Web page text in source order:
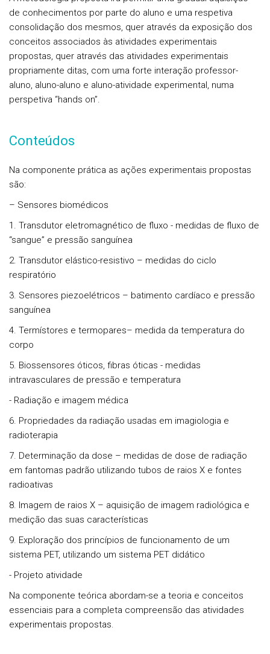
de conhecimentos por parte do aluno e uma respetiva
consolidação dos mesmos, quer através da exposição dos
conceitos associados às atividades experimentais
propostas, quer através das atividades experimentais
propriamente ditas, com uma forte interação professor-
aluno, aluno-aluno e aluno-atividade experimental, numa
perspetiva “hands on”.
Conteúdos
Na componente prática as ações experimentais propostas
são:
– Sensores biomédicos
1. Transdutor eletromagnético de fluxo - medidas de fluxo de
“sangue” e pressão sanguínea
2. Transdutor elástico-resistivo – medidas do ciclo
respiratório
3. Sensores piezoelétricos – batimento cardíaco e pressão
sanguínea
4. Termístores e termopares– medida da temperatura do
corpo
5. Biossensores óticos, fibras óticas - medidas
intravasculares de pressão e temperatura
- Radiação e imagem médica
6. Propriedades da radiação usadas em imagiologia e
radioterapia
7. Determinação da dose – medidas de dose de radiação
em fantomas padrão utilizando tubos de raios X e fontes
radioativas
8. Imagem de raios X – aquisição de imagem radiológica e
medição das suas características
9. Exploração dos princípios de funcionamento de um
sistema PET, utilizando um sistema PET didático
- Projeto atividade
Na componente teórica abordam-se a teoria e conceitos
essenciais para a completa compreensão das atividades
experimentais propostas.